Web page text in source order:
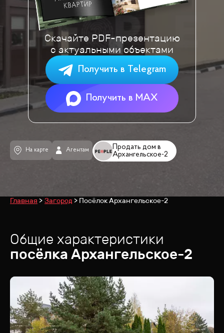
Продать дом в
Архангельское-2
На карте Агентам
Скачайте PDF-презентацию
с актуальными объектами
Получить в Telegram
Получить в MAX
Главная Загород Посёлок Архангельское-2
Общие характеристики
посёлка Архангельское-2